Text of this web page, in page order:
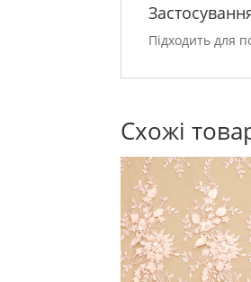
Підходить для
Схожі